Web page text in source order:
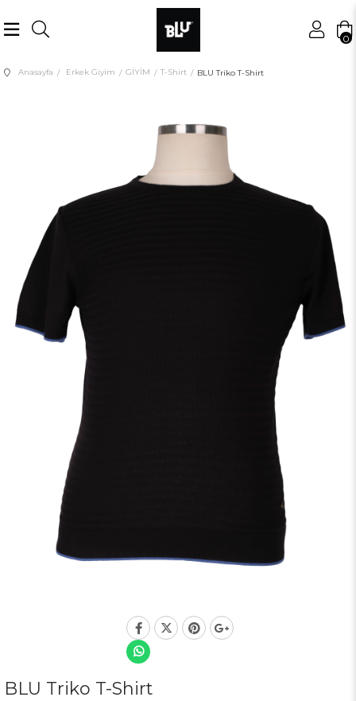
0
Anasayfa Erkek Giyim GİYİM T-Shirt BLU Triko T-Shirt
BLU Triko T-Shirt